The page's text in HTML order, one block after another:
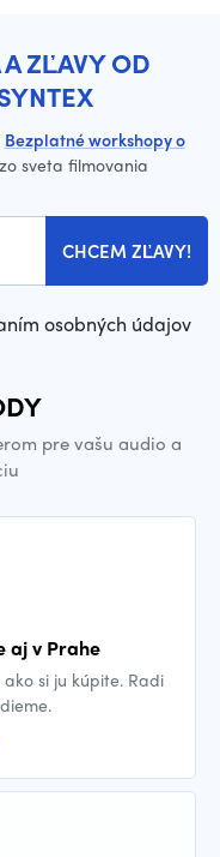
ZĽAVY OD
Bezplatné workshopy o
sveta filmovania
CHCEM ZĽAVY!
osobných údajov
pre vašu audio a
aj v Prahe
si ju kúpite. Radi